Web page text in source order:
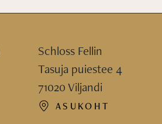
Schloss Fellin
Tasuja puiestee 4
71020 Viljandi
ASUKOHT